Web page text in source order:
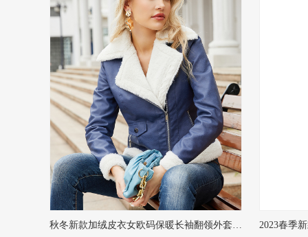
秋冬新款加绒皮衣女欧码保暖长袖翻领外套欧美通勤休闲夹克亚马逊